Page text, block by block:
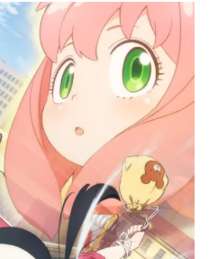
戦で行った審判買収が本当に深
刻である理由がこちら…」
→「これはダメなやつ…（ﾌﾞﾙ
ﾌﾞﾙ」＝韓国の反応
韓国人「“韓国サッカー”性接
待の試合結果をご覧ください」
→「マッサージ効果は間違いな
いねｗ」「これが本当のベッド
サッカーだ」
韓国人「過去のW杯で韓国代